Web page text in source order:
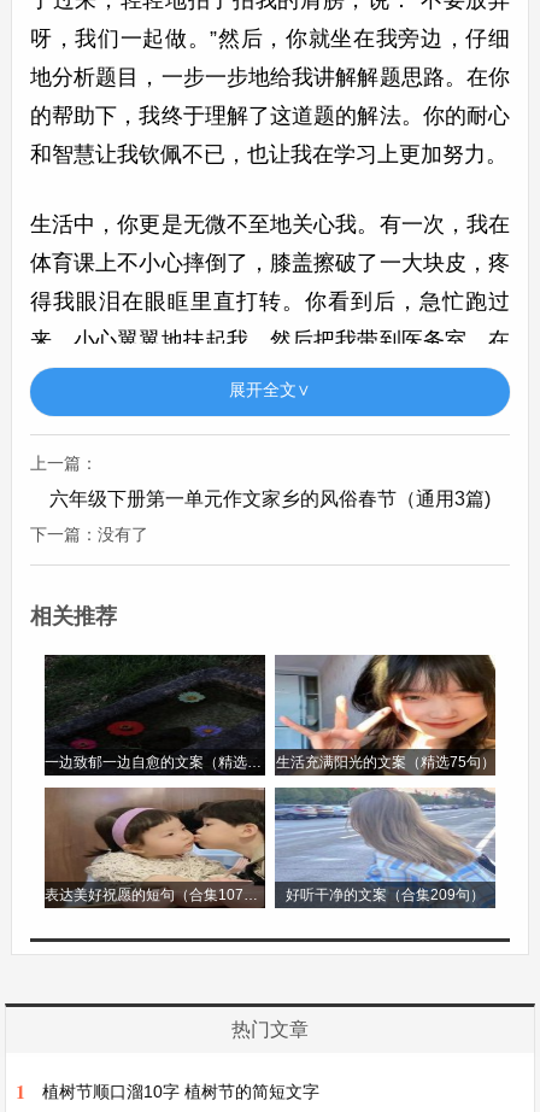
呀，我们一起做。”然后，你就坐在我旁边，仔细
地分析题目，一步一步地给我讲解解题思路。在你
的帮助下，我终于理解了这道题的解法。你的耐心
和智慧让我钦佩不已，也让我在学习上更加努力。
生活中，你更是无微不至地关心我。有一次，我在
体育课上不小心摔倒了，膝盖擦破了一大块皮，疼
得我眼泪在眼眶里直打转。你看到后，急忙跑过
来，小心翼翼地扶起我，然后把我带到医务室。在
医务室里，你一边安慰我，一边帮医生拿东西。看
着你忙碌的身影，我的心里充满了感动。在伤口包
扎好后的几天里，你每天都会关心我的伤势，提醒
我不要剧烈运动，还帮我背书包。你就像一个小天
使，守护着我。
有你在身边，我的生活充满了欢笑和温暖。我们一
戏，一起在图书馆里静静地看书，一起分享着彼此
的喜怒哀乐。你的存在，让我明白了什么是真正的
友谊。真正的友谊不是锦上添花，而是雪中送炭；
不是吃喝玩乐，而是在困难时刻相互扶持。
如今，我们已经一起走过了许多个春夏秋冬，我们
的友谊也在时间的磨砺下变得更加深厚。我想对你
说：有你真好。希望我们能永远做朋友，一起走过
有你真好800字满分作文第2篇
有你真好800字满分作文
展开全文∨
上一篇：
六年级下册第一单元作文家乡的风俗春节（通用3篇)
下一篇：没有了
相关推荐
一边致郁一边自愈的文案（精选96句） 生活充满阳光的文案（精选75句）
表达美好祝愿的短句（合集107句） 好听干净的文案（合集209句）
热门文章
1 植树节顺口溜10字 植树节的简短文字